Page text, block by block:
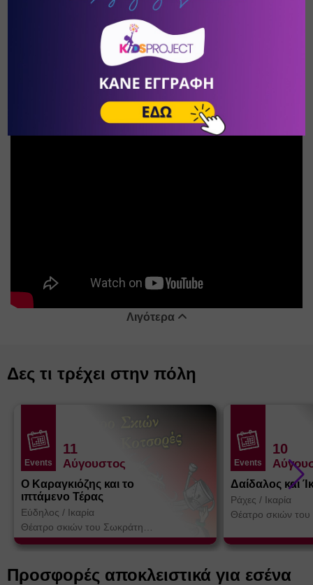
Χαλάνδρι , πατήστε ΕΔΩ
Γλυκά Νερά, πατήστε ΕΔΩ
Λιγότερα
Δες τι τρέχει στην πόλη
Events
11
Αύγουστος
Ο Καραγκιόζης και το
ιπτάμενο Τέρας
Εύδηλος / Ικαρία
Θέατρο σκιών του Σωκράτη
Κοτσορέ
Events
10
Δαίδαλος και
Ράχες / Ικαρία
Θέατρο σκιών
Προσφορές αποκλειστικά για εσένα